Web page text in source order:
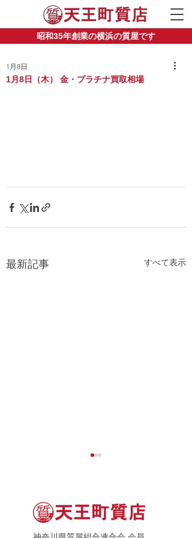
昭和35年創業の横浜の質屋です
1月8日（木） 金・プラチナ買取相場
1月8日
最新記事 すべて表示